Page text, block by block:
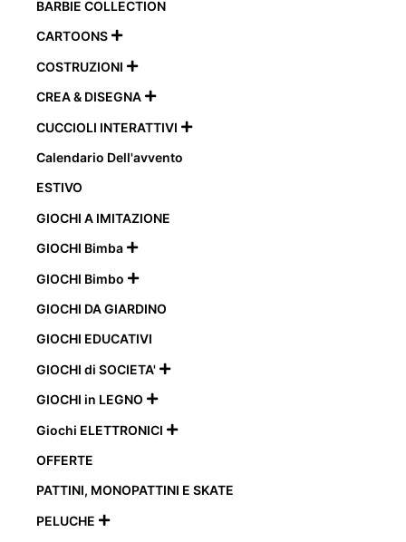
BARBIE COLLECTION
CARTOONS 
COSTRUZIONI 
CREA & DISEGNA 
CUCCIOLI INTERATTIVI 
Calendario Dell'avvento
ESTIVO
GIOCHI A IMITAZIONE
GIOCHI Bimba 
GIOCHI Bimbo 
GIOCHI DA GIARDINO
GIOCHI EDUCATIVI
GIOCHI di SOCIETA' 
GIOCHI in LEGNO 
Giochi ELETTRONICI 
OFFERTE
PATTINI, MONOPATTINI E SKATE
PELUCHE 